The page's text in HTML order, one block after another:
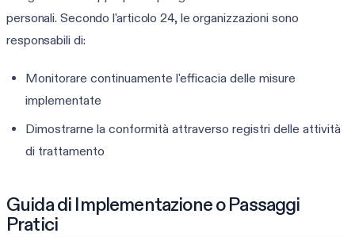
personali. Secondo l'articolo 24, le organizzazioni sono
responsabili di:
Monitorare continuamente l'efficacia delle misure
implementate
Dimostrarne la conformità attraverso registri delle attività
di trattamento
Guida di Implementazione o Passaggi
Pratici